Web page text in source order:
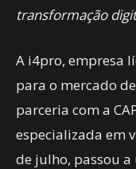
transformação
A i4pro, empresa
para o mercado
parceria com a
especializada em
de julho, passou a